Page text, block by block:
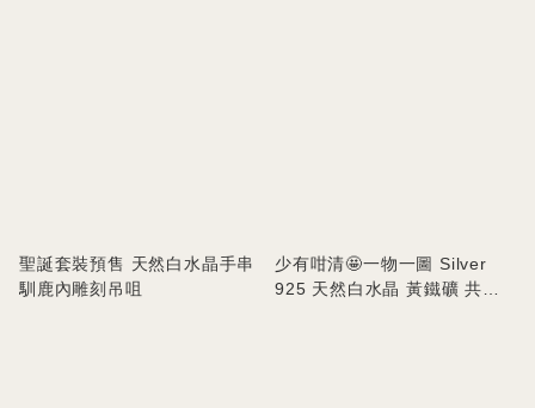
聖誕套裝預售 天然白水晶手串
馴鹿內雕刻吊咀
少有咁清🤩一物一圖 Silver
925 天然白水晶 黃鐵礦 共生